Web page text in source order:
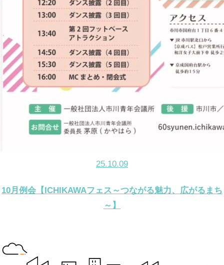
25.10.09
10月例会【ICHIKAWAフェス～つながる魅力、広がるまち
～】